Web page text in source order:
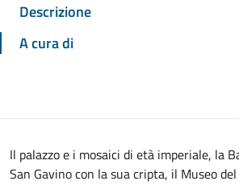
Descrizione
A cura di
Il palazzo e i mosaici di età imperiale, la
San Gavino con la sua cripta, il Museo